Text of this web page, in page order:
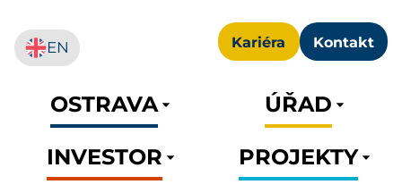
Kariéra Kontakt
EN
OSTRAVA
ÚŘAD
INVESTOR
PROJEKTY